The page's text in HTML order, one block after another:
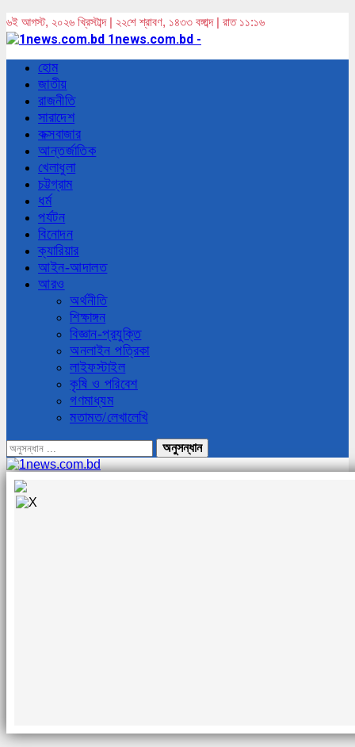
৬ই আগস্ট, ২০২৬ খ্রিস্টাব্দ | ২২শে শ্রাবণ, ১৪৩৩ বঙ্গাব্দ | রাত ১১:১৬
1news.com.bd -
হোম
জাতীয়
রাজনীতি
সারাদেশ
কক্সবাজার
আন্তর্জাতিক
খেলাধুলা
চট্টগ্রাম
ধর্ম
পর্যটন
বিনোদন
ক্যারিয়ার
আইন-আদালত
আরও
অর্থনীতি
শিক্ষাঙ্গন
বিজ্ঞান-প্রযুক্তি
অনলাইন পত্রিকা
লাইফস্টাইল
কৃষি ও পরিবেশ
গণমাধ্যম
মতামত/লেখালেখি